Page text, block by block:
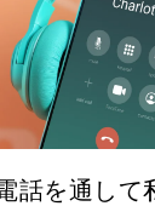
する
クをコピーする
話を通して